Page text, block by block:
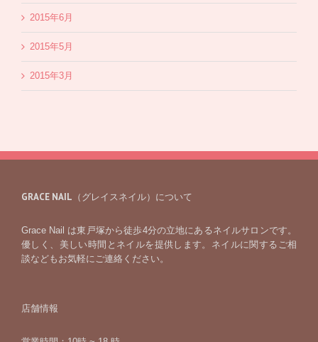
2015年6月
2015年5月
2015年3月
GRACE NAIL（グレイスネイル）について
Grace Nail は東戸塚から徒歩4分の立地にあるネイルサロンです。
優しく、美しい時間とネイルを提供します。ネイルに関するご相
談などもお気軽にご連絡ください。
店舗情報